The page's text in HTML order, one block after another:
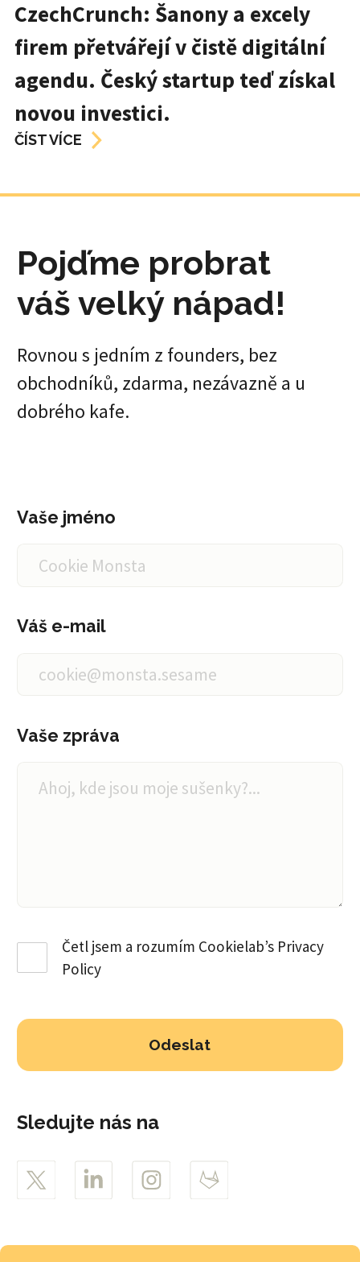
CzechCrunch: Šanony a excely
firem přetvářejí v čistě digitální
agendu. Český startup teď získal
novou investici.
ČÍST VÍCE
Pojďme probrat
váš velký nápad!
Rovnou s jedním z founders, bez
obchodníků, zdarma, nezávazně a u
dobrého kafe.
Sledujte nás na
Vaše jméno
Váš e-mail
Vaše zpráva
Četl jsem a rozumím Cookielab’s Privacy
Policy